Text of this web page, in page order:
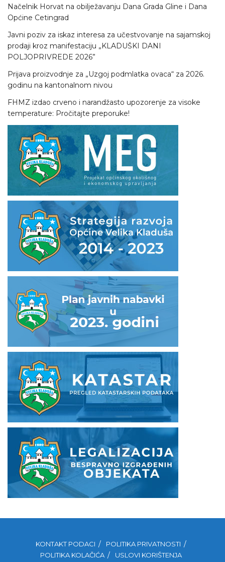
Načelnik Horvat na obilježavanju Dana Grada Gline i Dana
Općine Cetingrad
Javni poziv za iskaz interesa za učestvovanje na sajamskoj
prodaji kroz manifestaciju „KLADUŠKI DANI
POLJOPRIVREDE 2026”
Prijava proizvodnje za „Uzgoj podmlatka ovaca“ za 2026.
godinu na kantonalnom nivou
FHMZ izdao crveno i narandžasto upozorenje za visoke
temperature: Pročitajte preporuke!
KONTAKT PODACI
POLITIKA PRIVATNOSTI
POLITIKA KOLAČIĆA
USLOVI KORIŠTENJA